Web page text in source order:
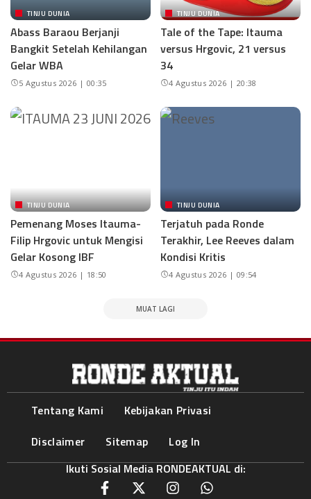
TINJU DUNIA
Abass Baraou Berjanji
Bangkit Setelah Kehilangan
Gelar WBA
5 Agustus 2026 | 00:35
TINJU DUNIA
Tale of the Tape: Itauma
versus Hrgovic, 21 versus
34
4 Agustus 2026 | 20:38
TINJU DUNIA
Pemenang Moses Itauma-
Filip Hrgovic untuk Mengisi
Gelar Kosong IBF
4 Agustus 2026 | 18:50
TINJU DUNIA
Terjatuh pada Ronde
Terakhir, Lee Reeves dalam
Kondisi Kritis
4 Agustus 2026 | 09:54
MUAT LAGI
Tentang Kami
Kebijakan Privasi
Disclaimer
Sitemap
Log In
Ikuti Sosial Media RONDEAKTUAL di: